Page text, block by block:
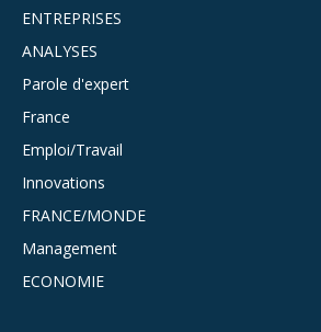
ENTREPRISES
ANALYSES
Parole d'expert
France
Emploi/Travail
Innovations
FRANCE/MONDE
Management
ECONOMIE